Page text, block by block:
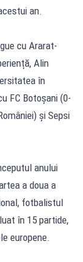
an.
cu Ararat-
Alin
în
FC Botoșani (0-
și Sepsi
anului
a doua a
fotbalistul
în 15 partide,
europene.